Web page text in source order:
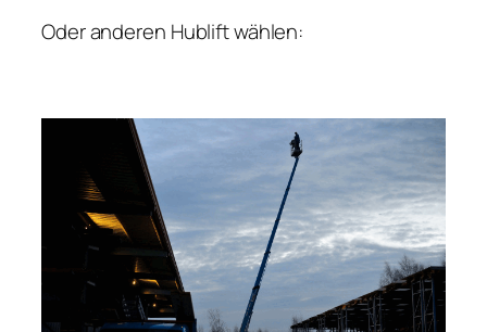
Oder anderen Hublift wählen: